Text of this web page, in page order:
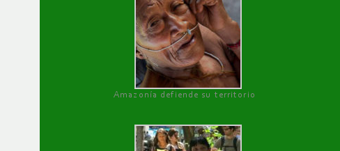
Amazonía defiende su territorio